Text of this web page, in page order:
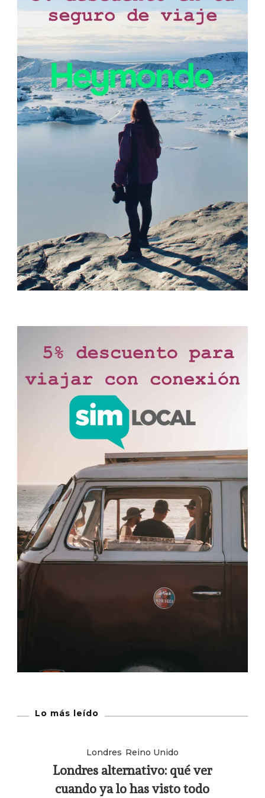
Lo más leído
Londres Reino Unido
Londres alternativo: qué ver
cuando ya lo has visto todo